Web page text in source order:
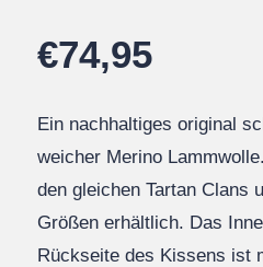
€74,95
Ein nachhaltiges original
weicher Merino
den gleichen Tartan Clans
Größen erhältlich. Das
Rückseite des Kissens ist